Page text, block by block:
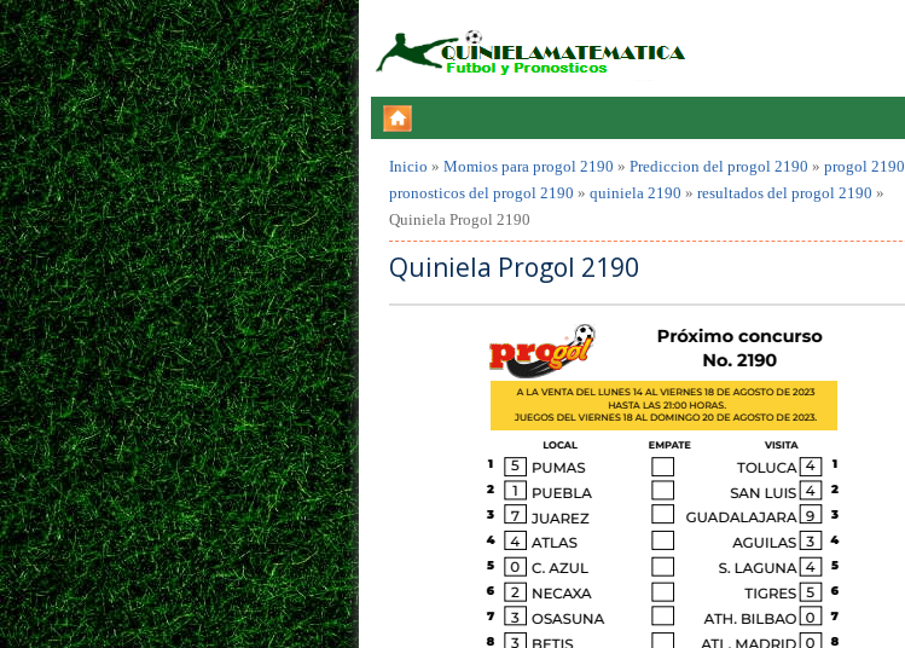
Inicio » Momios para progol 2190 » Prediccion del progol 2190 » progol 2190
pronosticos del progol 2190 » quiniela 2190 » resultados del progol 2190 »
Quiniela Progol 2190
Quiniela Progol 2190